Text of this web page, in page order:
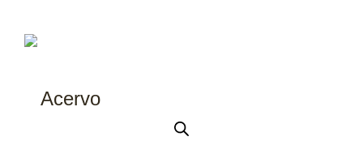
Acervo